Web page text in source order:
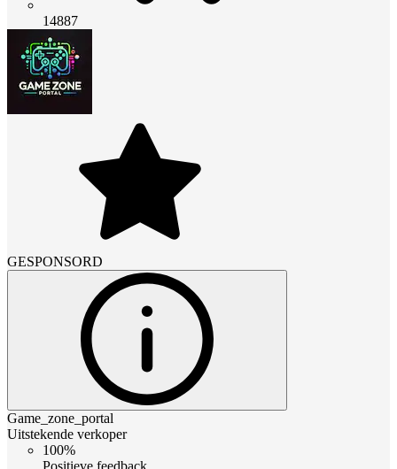
14887
GESPONSORD
Game_zone_portal
Uitstekende verkoper
100%
Positieve feedback